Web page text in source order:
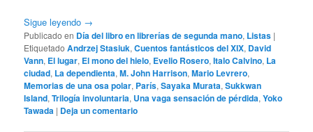
Sigue leyendo →
Publicado en Día del libro en librerías de segunda mano, Listas |
Etiquetado Andrzej Stasiuk,Cuentos fantásticos del XIX, David
Vann, El lugar, El mono del hielo, Evelio Rosero,Italo Calvino, La
ciudad, La dependienta,M. John Harrison,Mario Levrero,
Memorias de una osa polar, París,Sayaka Murata,Sukkwan
Island,Trilogía involuntaria, Una vaga sensación de pérdida,Yoko
Tawada | Deja un comentario